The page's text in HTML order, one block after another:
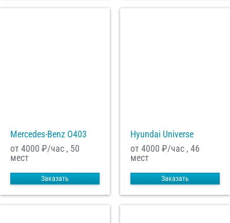
Mercedes-Benz О403
от 4000 ₽/час , 50
мест
Заказать
Hyundai Universe
от 4000 ₽/час , 46
мест
Заказать